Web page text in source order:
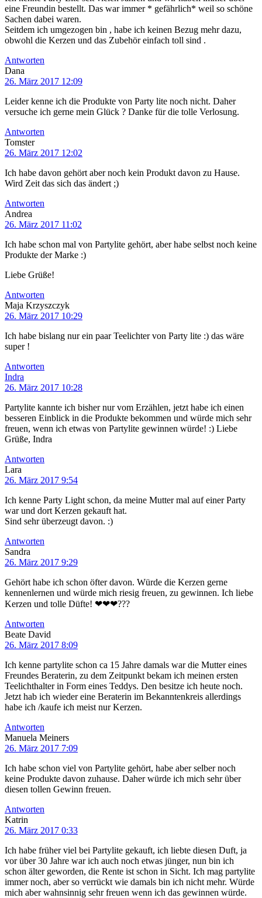
eine Freundin bestellt. Das war immer * gefährlich* weil so schöne
Sachen dabei waren.
Seitdem ich umgezogen bin , habe ich keinen Bezug mehr dazu,
obwohl die Kerzen und das Zubehör einfach toll sind .
Antworten
Dana
26. März 2017 12:09
Leider kenne ich die Produkte von Party lite noch nicht. Daher
versuche ich gerne mein Glück ? Danke für die tolle Verlosung.
Antworten
Tomster
26. März 2017 12:02
Ich habe davon gehört aber noch kein Produkt davon zu Hause.
Wird Zeit das sich das ändert ;)
Antworten
Andrea
26. März 2017 11:02
Ich habe schon mal von Partylite gehört, aber habe selbst noch keine
Produkte der Marke :)
Liebe Grüße!
Antworten
Maja Krzyszczyk
26. März 2017 10:29
Ich habe bislang nur ein paar Teelichter von Party lite :) das wäre
super !
Antworten
Indra
26. März 2017 10:28
Partylite kannte ich bisher nur vom Erzählen, jetzt habe ich einen
besseren Einblick in die Produkte bekommen und würde mich sehr
freuen, wenn ich etwas von Partylite gewinnen würde! :) Liebe
Grüße, Indra
Antworten
Lara
26. März 2017 9:54
Ich kenne Party Light schon, da meine Mutter mal auf einer Party
war und dort Kerzen gekauft hat.
Sind sehr überzeugt davon. :)
Antworten
Sandra
26. März 2017 9:29
Gehört habe ich schon öfter davon. Würde die Kerzen gerne
kennenlernen und würde mich riesig freuen, zu gewinnen. Ich liebe
Kerzen und tolle Düfte! ❤❤❤???
Antworten
Beate David
26. März 2017 8:09
Ich kenne partylite schon ca 15 Jahre damals war die Mutter eines
Freundes Beraterin, zu dem Zeitpunkt bekam ich meinen ersten
Teelichthalter in Form eines Teddys. Den besitze ich heute noch.
Jetzt hab ich wieder eine Beraterin im Bekanntenkreis allerdings
habe ich /kaufe ich meist nur Kerzen.
Antworten
Manuela Meiners
26. März 2017 7:09
Ich habe schon viel von Partylite gehört, habe aber selber noch
keine Produkte davon zuhause. Daher würde ich mich sehr über
diesen tollen Gewinn freuen.
Antworten
Katrin
26. März 2017 0:33
Ich habe früher viel bei Partylite gekauft, ich liebte diesen Duft, ja
vor über 30 Jahre war ich auch noch etwas jünger, nun bin ich
schon älter geworden, die Rente ist schon in Sicht. Ich mag partylite
immer noch, aber so verrückt wie damals bin ich nicht mehr. Würde
mich aber wahnsinnig sehr freuen wenn ich das gewinnen würde.